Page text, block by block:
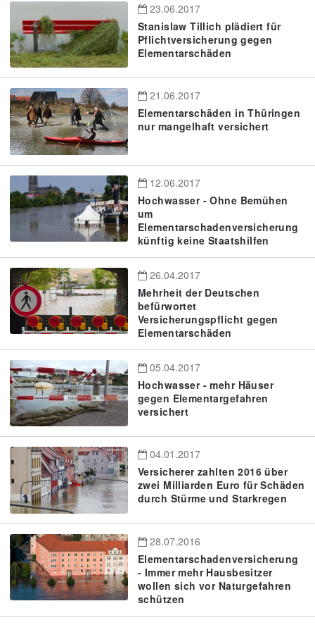
23.06.2017
Stanislaw Tillich plädiert für
Pflichtversicherung gegen
Elementarschäden
21.06.2017
Elementarschäden in Thüringen
nur mangelhaft versichert
12.06.2017
Hochwasser - Ohne Bemühen
um
Elementarschadenversicherung
künftig keine Staatshilfen
26.04.2017
Mehrheit der Deutschen
befürwortet
Versicherungspflicht gegen
Elementarschäden
05.04.2017
Hochwasser - mehr Häuser
gegen Elementargefahren
versichert
04.01.2017
Versicherer zahlten 2016 über
zwei Milliarden Euro für Schäden
durch Stürme und Starkregen
28.07.2016
Elementarschadenversicherung
- Immer mehr Hausbesitzer
wollen sich vor Naturgefahren
schützen